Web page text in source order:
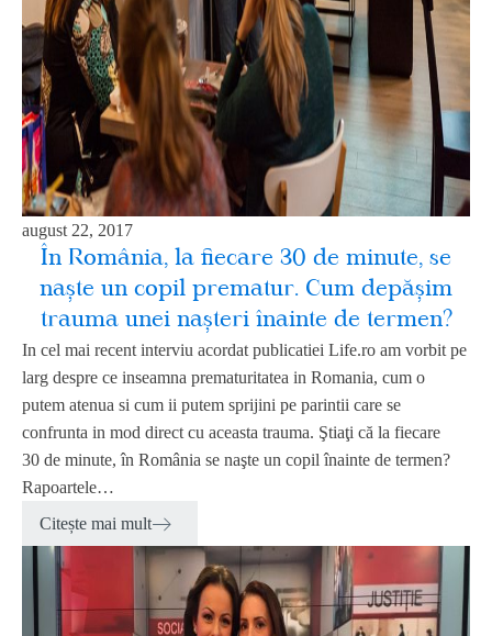
august 22, 2017
În România, la fiecare 30 de minute, se
naşte un copil prematur. Cum depăşim
trauma unei naşteri înainte de termen?
In cel mai recent interviu acordat publicatiei Life.ro am vorbit pe
larg despre ce inseamna prematuritatea in Romania, cum o
putem atenua si cum ii putem sprijini pe parintii care se
confrunta in mod direct cu aceasta trauma. Ştiaţi că la fiecare
30 de minute, în România se naşte un copil înainte de termen?
Rapoartele…
Citește mai mult